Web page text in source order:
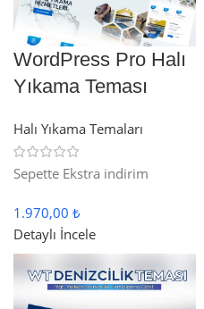
WordPress Pro Halı
Yıkama Teması
Halı Yıkama Temaları
Sepette Ekstra indirim
1.970,00 ₺
Detaylı İncele